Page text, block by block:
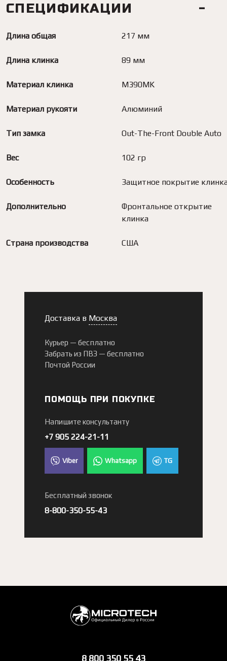
СПЕЦИФИКАЦИИ
Длина общая 217 мм
Длина клинка 89 мм
Материал клинка M390MK
Материал рукояти Алюминий
Тип замка Out-The-Front Double Auto
Вес 102 гр
Особенность Защитное покрытие
Дополнительно
Фронтальное открытие
клинка
Страна производства США
Доставка в Москва
Курьер — бесплатно
Забрать из ПВЗ — бесплатно
Почтой России
ПОМОЩЬ ПРИ ПОКУПКЕ
Напишите консультанту
+7 905 224-21-11
Viber Whatsapp TG
Бесплатный звонок
8-800-350-55-43
8 800 350 55 43